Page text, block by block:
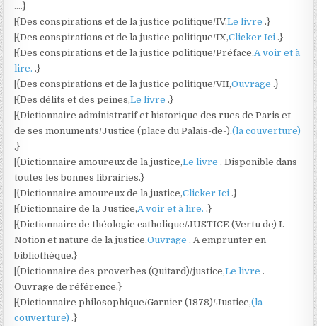
….}
|{Des conspirations et de la justice politique/IV,Le livre.}
|{Des conspirations et de la justice politique/IX,Clicker Ici.}
|{Des conspirations et de la justice politique/Préface,A voir et à
lire..}
|{Des conspirations et de la justice politique/VII,Ouvrage.}
|{Des délits et des peines,Le livre.}
|{Dictionnaire administratif et historique des rues de Paris et
de ses monuments/Justice (place du Palais-de-),(la couverture)
.}
|{Dictionnaire amoureux de la justice,Le livre. Disponible dans
toutes les bonnes librairies.}
|{Dictionnaire amoureux de la justice,Clicker Ici.}
|{Dictionnaire de la Justice,A voir et à lire..}
|{Dictionnaire de théologie catholique/JUSTICE (Vertu de) I.
Notion et nature de la justice,Ouvrage. A emprunter en
bibliothèque.}
|{Dictionnaire des proverbes (Quitard)/justice,Le livre.
Ouvrage de référence.}
|{Dictionnaire philosophique/Garnier (1878)/Justice,(la
couverture).}